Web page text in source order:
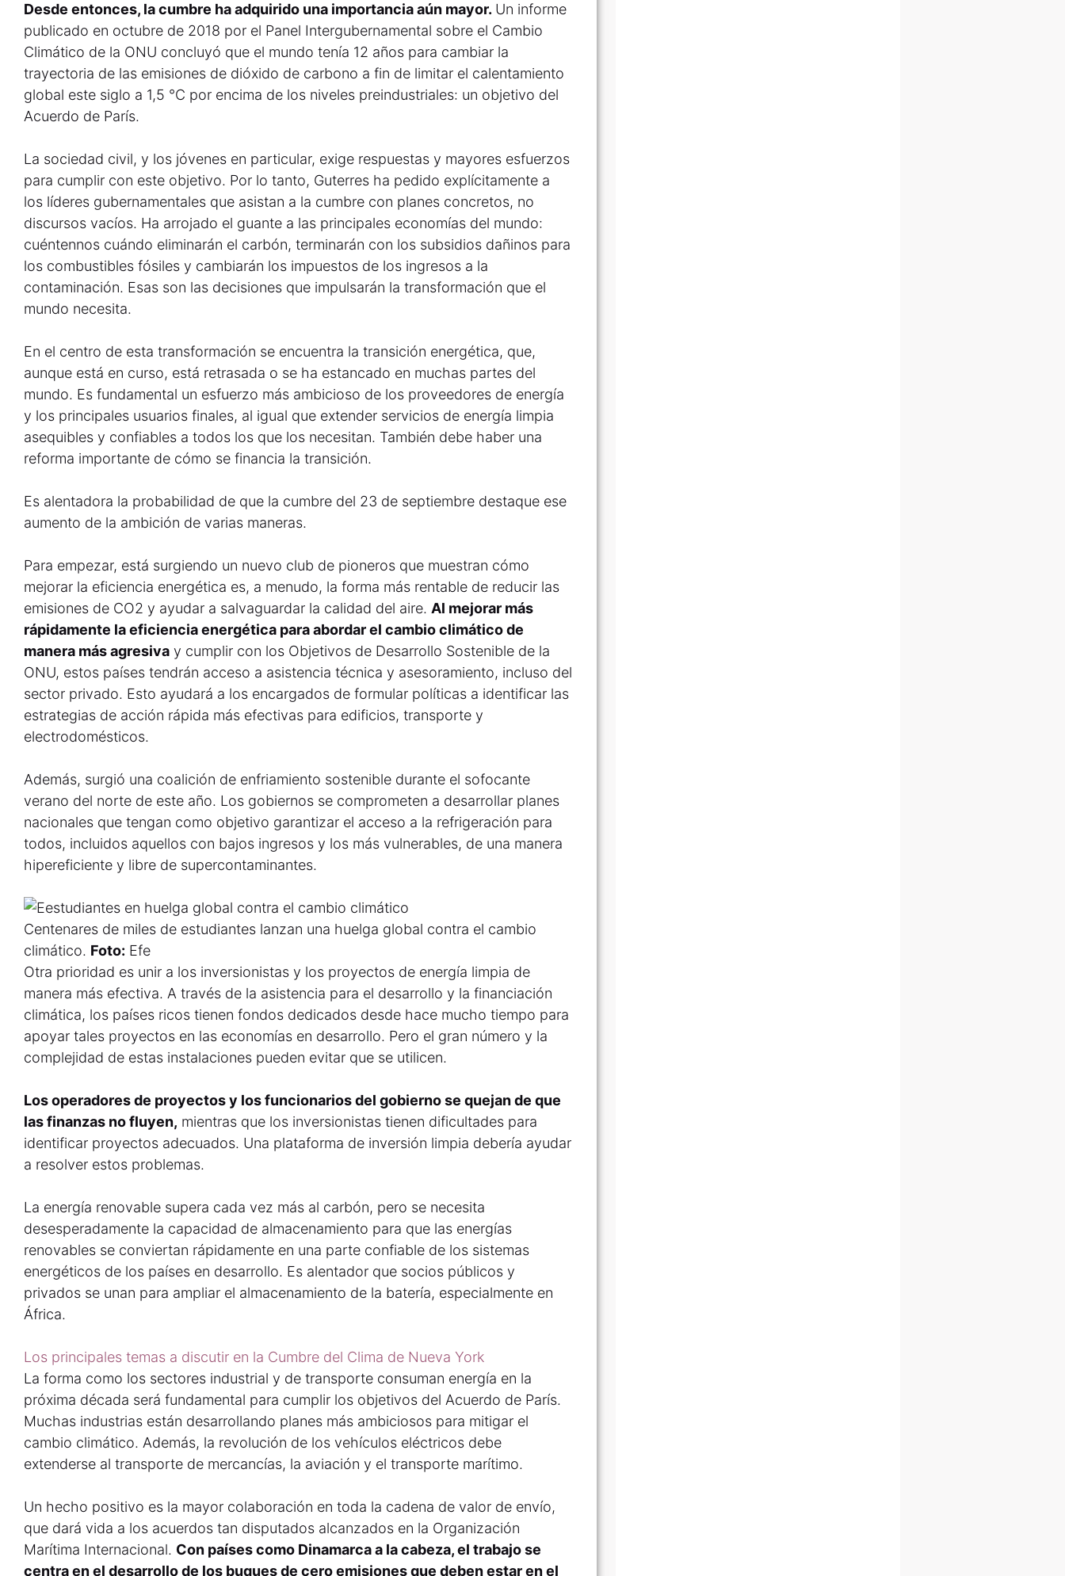
Desde entonces, la cumbre ha adquirido una importancia aún mayor. Un informe
publicado en octubre de 2018 por el Panel Intergubernamental sobre el Cambio
Climático de la ONU concluyó que el mundo tenía 12 años para cambiar la
trayectoria de las emisiones de dióxido de carbono a fin de limitar el calentamiento
global este siglo a 1,5 °C por encima de los niveles preindustriales: un objetivo del
Acuerdo de París.
La sociedad civil, y los jóvenes en particular, exige respuestas y mayores esfuerzos
para cumplir con este objetivo. Por lo tanto, Guterres ha pedido explícitamente a
los líderes gubernamentales que asistan a la cumbre con planes concretos, no
discursos vacíos. Ha arrojado el guante a las principales economías del mundo:
cuéntennos cuándo eliminarán el carbón, terminarán con los subsidios dañinos para
los combustibles fósiles y cambiarán los impuestos de los ingresos a la
contaminación. Esas son las decisiones que impulsarán la transformación que el
mundo necesita.
En el centro de esta transformación se encuentra la transición energética, que,
aunque está en curso, está retrasada o se ha estancado en muchas partes del
mundo. Es fundamental un esfuerzo más ambicioso de los proveedores de energía
y los principales usuarios finales, al igual que extender servicios de energía limpia
asequibles y confiables a todos los que los necesitan. También debe haber una
reforma importante de cómo se financia la transición.
Es alentadora la probabilidad de que la cumbre del 23 de septiembre destaque ese
aumento de la ambición de varias maneras.
Para empezar, está surgiendo un nuevo club de pioneros que muestran cómo
mejorar la eficiencia energética es, a menudo, la forma más rentable de reducir las
emisiones de CO2 y ayudar a salvaguardar la calidad del aire. Al mejorar más
rápidamente la eficiencia energética para abordar el cambio climático de
manera más agresiva y cumplir con los Objetivos de Desarrollo Sostenible de la
ONU, estos países tendrán acceso a asistencia técnica y asesoramiento, incluso del
sector privado. Esto ayudará a los encargados de formular políticas a identificar las
estrategias de acción rápida más efectivas para edificios, transporte y
electrodomésticos.
Además, surgió una coalición de enfriamiento sostenible durante el sofocante
verano del norte de este año. Los gobiernos se comprometen a desarrollar planes
nacionales que tengan como objetivo garantizar el acceso a la refrigeración para
todos, incluidos aquellos con bajos ingresos y los más vulnerables, de una manera
hipereficiente y libre de supercontaminantes.
Centenares de miles de estudiantes lanzan una huelga global contra el cambio
climático. Foto: Efe
Otra prioridad es unir a los inversionistas y los proyectos de energía limpia de
manera más efectiva. A través de la asistencia para el desarrollo y la financiación
climática, los países ricos tienen fondos dedicados desde hace mucho tiempo para
apoyar tales proyectos en las economías en desarrollo. Pero el gran número y la
complejidad de estas instalaciones pueden evitar que se utilicen.
Los operadores de proyectos y los funcionarios del gobierno se quejan de que
las finanzas no fluyen, mientras que los inversionistas tienen dificultades para
identificar proyectos adecuados. Una plataforma de inversión limpia debería ayudar
a resolver estos problemas.
La energía renovable supera cada vez más al carbón, pero se necesita
desesperadamente la capacidad de almacenamiento para que las energías
renovables se conviertan rápidamente en una parte confiable de los sistemas
energéticos de los países en desarrollo. Es alentador que socios públicos y
privados se unan para ampliar el almacenamiento de la batería, especialmente en
África.
Los principales temas a discutir en la Cumbre del Clima de Nueva York
La forma como los sectores industrial y de transporte consuman energía en la
próxima década será fundamental para cumplir los objetivos del Acuerdo de París.
Muchas industrias están desarrollando planes más ambiciosos para mitigar el
cambio climático. Además, la revolución de los vehículos eléctricos debe
extenderse al transporte de mercancías, la aviación y el transporte marítimo.
Un hecho positivo es la mayor colaboración en toda la cadena de valor de envío,
que dará vida a los acuerdos tan disputados alcanzados en la Organización
Marítima Internacional. Con países como Dinamarca a la cabeza, el trabajo se
centra en el desarrollo de los buques de cero emisiones que deben estar en el